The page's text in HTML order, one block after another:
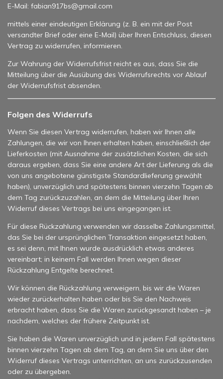
E-Mail: fabian917bs@gmail.com
mittels einer eindeutigen Erklärung (z. B. ein mit der Post
versandter Brief oder eine E-Mail) über Ihren Entschluss, diesen
Vertrag zu widerrufen, informieren.
Zur Wahrung der Widerrufsfrist reicht es aus, dass Sie die
Mitteilung über die Ausübung des Widerrufsrechts vor Ablauf
der Widerrufsfrist absenden.
Folgen des Widerrufs
Wenn Sie diesen Vertrag widerrufen, haben wir Ihnen alle
Zahlungen, die wir von Ihnen erhalten haben, einschließlich der
Lieferkosten (mit Ausnahme der zusätzlichen Kosten, die sich
daraus ergeben, dass Sie eine andere Art der Lieferung als die
von uns angebotene günstigste Standardlieferung gewählt
haben), unverzüglich und spätestens binnen vierzehn Tagen ab
dem Tag zurückzuzahlen, an dem die Mitteilung über Ihren
Widerruf dieses Vertrags bei uns eingegangen ist.
Für diese Rückzahlung verwenden wir dasselbe Zahlungsmittel,
das Sie bei der ursprünglichen Transaktion eingesetzt haben,
es sei denn, mit Ihnen wurde ausdrücklich etwas anderes
vereinbart; in keinem Fall werden Ihnen wegen dieser
Rückzahlung Entgelte berechnet.
Wir können die Rückzahlung verweigern, bis wir die Waren
wieder zurückerhalten haben oder bis Sie den Nachweis
erbracht haben, dass Sie die Waren zurückgesandt haben – je
nachdem, welches der frühere Zeitpunkt ist.
Sie haben die Waren unverzüglich und in jedem Fall spätestens
binnen vierzehn Tagen ab dem Tag, an dem Sie uns über den
Widerruf dieses Vertrags unterrichten, an uns zurückzusenden
oder zu übergeben.